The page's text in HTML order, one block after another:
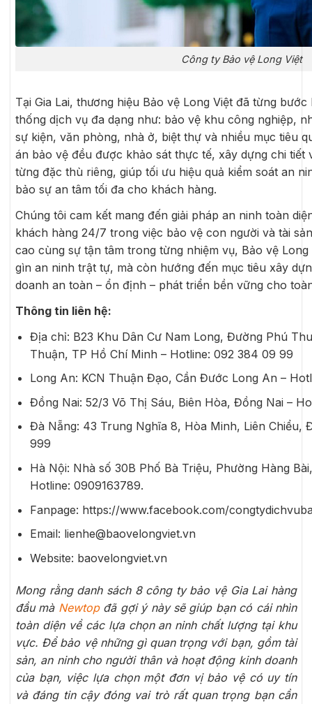
Công ty Bảo vệ Long Việt
Tại Gia Lai, thương hiệu Bảo vệ Long Việt đã từng
thống dịch vụ đa dạng như: bảo vệ khu công nghiệp,
sự kiện, văn phòng, nhà ở, biệt thự và nhiều mục tiêu
án bảo vệ đều được khảo sát thực tế, xây dựng chi tiết
từng đặc thù riêng, giúp tối ưu hiệu quả kiểm soát an
bảo sự an tâm tối đa cho khách hàng.
Chúng tôi cam kết mang đến giải pháp an ninh toàn
khách hàng 24/7 trong việc bảo vệ con người và tài
cao cùng sự tận tâm trong từng nhiệm vụ, Bảo vệ
gìn an ninh trật tự, mà còn hướng đến mục tiêu xây
doanh an toàn – ổn định – phát triển bền vững cho
Thông tin liên hệ:
Địa chỉ: B23 Khu Dân Cư Nam Long, Đường Phú
Thuận, TP Hồ Chí Minh – Hotline: 092 384 09 99
Long An: KCN Thuận Đạo, Cần Đước Long An –
Đồng Nai: 52/3 Võ Thị Sáu, Biên Hòa, Đồng Nai –
Đà Nẵng: 43 Trung Nghĩa 8, Hòa Minh, Liên Chiểu,
999
Hà Nội: Nhà số 30B Phố Bà Triệu, Phường Hàng
Hotline: 0909163789.
Fanpage: https://www.facebook.com/
Email: lienhe@baovelongviet.vn
Website: baovelongviet.vn
Mong rằng danh sách 8 công ty bảo vệ Gia Lai hàng
đầu mà Newtopđã gợi ý này sẽ giúp bạn có cái nhìn
toàn diện về các lựa chọn an ninh chất lượng tại khu
vực. Để bảo vệ những gì quan trọng với bạn, gồm tài
sản, an ninh cho người thân và hoạt động kinh doanh
của bạn, việc lựa chọn một đơn vị bảo vệ có uy tín
và đáng tin cậy đóng vai trò rất quan trọng bạn cần